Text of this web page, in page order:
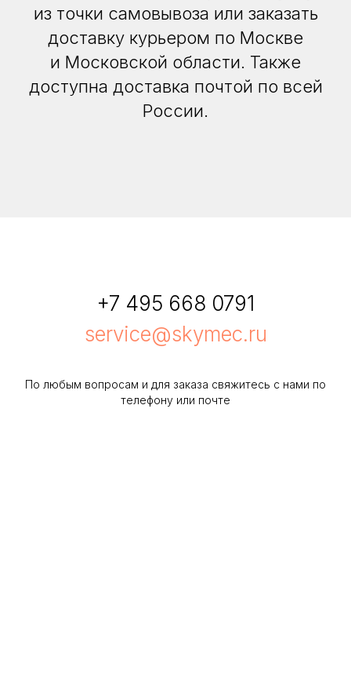
из точки самовывоза или заказать
доставку курьером по Москве
и Московской области. Также
доступна доставка почтой по всей
России.
+7 495 668 0791
service@skymec.ru
По любым вопросам и для заказа свяжитесь с нами по
телефону или почте